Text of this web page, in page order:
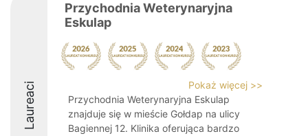
Laureaci
Przychodnia Weterynaryjna
Eskulap
Pokaż więcej >>
Przychodnia Weterynaryjna Eskulap
znajduje się w mieście Gołdap na ulicy
Bagiennej 12. Klinika oferująca bardzo